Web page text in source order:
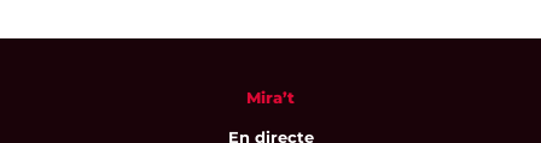
Mira’t
En directe